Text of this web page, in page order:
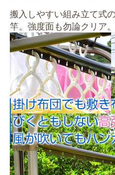
搬入しやすい組み立て式
竿。強度面も勿論クリア。